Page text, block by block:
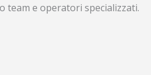
team e operatori specializzati.